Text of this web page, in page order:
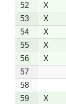
52 X
53
X
54
X
55
X
56
X
57
58
59
X